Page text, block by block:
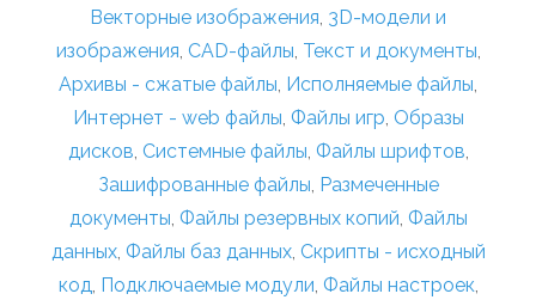
Векторные изображения, 3D-модели и
изображения, CAD-файлы, Текст и документы,
Архивы - сжатые файлы, Исполняемые файлы,
Интернет - web файлы, Файлы игр, Образы
дисков, Системные файлы, Файлы шрифтов,
Зашифрованные файлы, Размеченные
документы, Файлы резервных копий, Файлы
данных, Файлы баз данных, Скрипты - исходный
код, Подключаемые модули, Файлы настроек,